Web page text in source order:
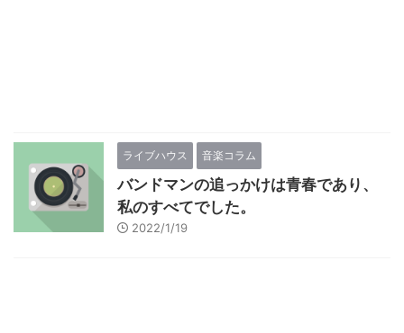
ライブハウス 音楽コラム
バンドマンの追っかけは青春であり、
私のすべてでした。
2022/1/19